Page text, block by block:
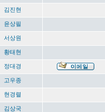
김진현
윤상필
서상원
황태현
정대경
고우종
현경렬
김상국